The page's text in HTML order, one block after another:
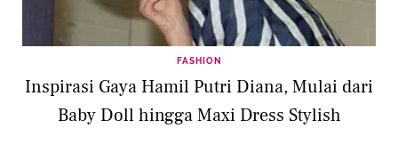
FASHION
Inspirasi Gaya Hamil Putri Diana, Mulai dari
Baby Doll hingga Maxi Dress Stylish